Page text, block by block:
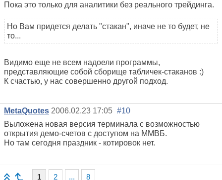
Пока это только для аналитики без реального трейдинга.
Но Вам придется делать "стакан", иначе не то будет, не
то...
Видимо еще не всем надоели программы,
представляющие собой сборище табличек-стаканов :)
К счастью, у нас совершенно другой подход.
MetaQuotes 2006.02.23 17:05 #10
Выложена новая версия терминала с возможностью
открытия демо-счетов с доступом на ММВБ.
Но там сегодня праздник - котировок нет.
1 2 ... 8